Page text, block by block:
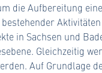
die Aufbereitung
in Sachsen und
Gleichzeitig
Auf Grundlage